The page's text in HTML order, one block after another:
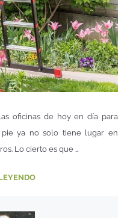
oficinas de hoy en día para
ya no solo tiene lugar en
Lo cierto es que …